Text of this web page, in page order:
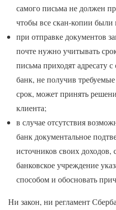
самого письма не должен
чтобы все скан-копии были
при отправке документов
почте нужно учитывать
письма приходят адресату
банк, не получив
срок, может принять
клиента;
в случае отсутствия
банк документальное
источников своих доходов,
банковское учреждение
способом и обосновать
Ни закон, ни регламент